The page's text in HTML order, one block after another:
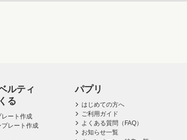
ルティ
る
ート作成
レート作成
パプリ
はじめての方へ
ご利用ガイド
よくある質問（FAQ）
お知らせ一覧